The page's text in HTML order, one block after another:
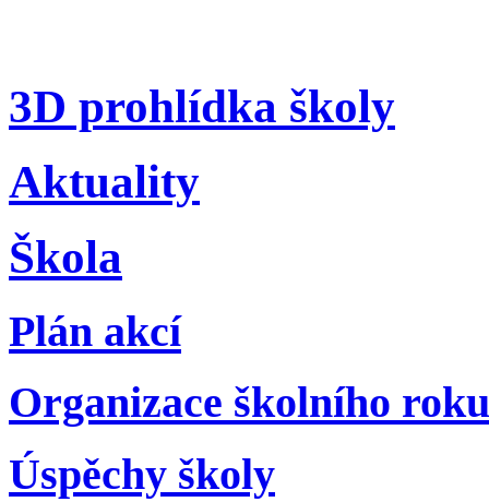
3D prohlídka školy
Aktuality
Škola
Plán akcí
Organizace školního roku
Úspěchy školy